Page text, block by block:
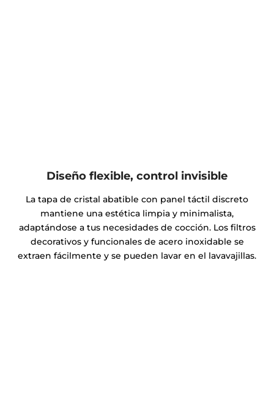
Diseño flexible, control invisible
La tapa de cristal abatible con panel táctil discreto
mantiene una estética limpia y minimalista,
adaptándose a tus necesidades de cocción. Los filtros
decorativos y funcionales de acero inoxidable se
extraen fácilmente y se pueden lavar en el lavavajillas.